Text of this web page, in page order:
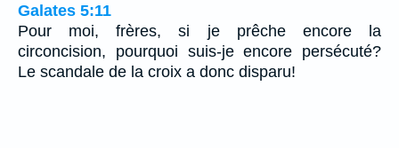
Galates 5:11
Pour moi, frères, si je prêche encore la
circoncision, pourquoi suis-je encore persécuté?
Le scandale de la croix a donc disparu!